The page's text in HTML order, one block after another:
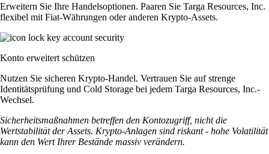
Erweitern Sie Ihre Handelsoptionen. Paaren Sie Targa Resources, Inc.
flexibel mit Fiat-Währungen oder anderen Krypto-Assets.
Konto erweitert schützen
Nutzen Sie sicheren Krypto-Handel. Vertrauen Sie auf strenge
Identitätsprüfung und Cold Storage bei jedem Targa Resources, Inc.-
Wechsel.
Sicherheitsmaßnahmen betreffen den Kontozugriff, nicht die
Wertstabilität der Assets. Krypto-Anlagen sind riskant - hohe Volatilität
kann den Wert Ihrer Bestände massiv verändern.